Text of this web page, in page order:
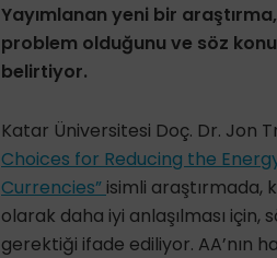
Yayımlanan yeni bir
problem olduğunu ve söz
belirtiyor.
Katar Üniversitesi Doç. Dr. Jon
Choices for Reducing the
Currencies” isimli araştırmada,
olarak daha iyi anlaşılması için,
gerektiği ifade ediliyor. AA’nın